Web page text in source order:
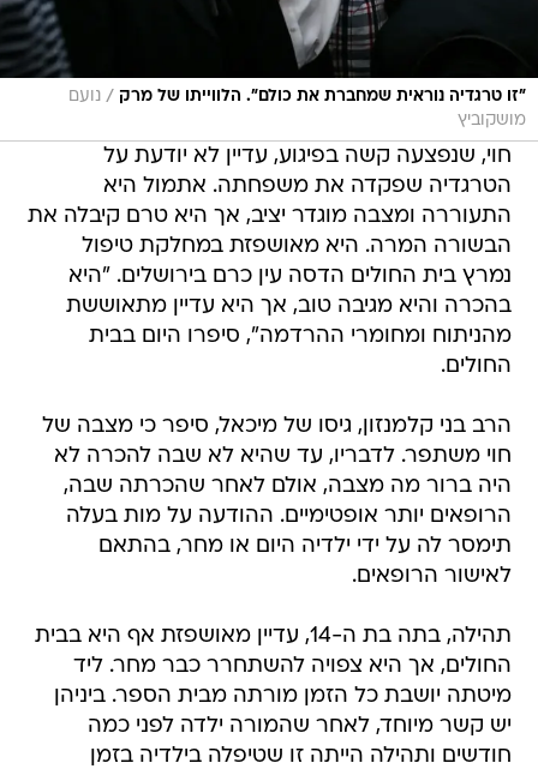
"זו טרגדיה נוראית שמחברת את כולם". הלווייתו של מרק / נועם
מושקוביץ
חוי, שנפצעה קשה בפיגוע, עדיין לא יודעת על
הטרגדיה שפקדה את משפחתה. אתמול היא
התעוררה ומצבה מוגדר יציב, אך היא טרם קיבלה את
הבשורה המרה. היא מאושפזת במחלקת טיפול
נמרץ בית החולים הדסה עין כרם בירושלים. "היא
בהכרה והיא מגיבה טוב, אך היא עדיין מתאוששת
מהניתוח ומחומרי ההרדמה", סיפרו היום בבית
החולים.
הרב בני קלמנזון, גיסו של מיכאל, סיפר כי מצבה של
חוי משתפר. לדבריו, עד שהיא לא שבה להכרה לא
היה ברור מה מצבה, אולם לאחר שהכרתה שבה,
הרופאים יותר אופטימיים. ההודעה על מות בעלה
תימסר לה על ידי ילדיה היום או מחר, בהתאם
לאישור הרופאים.
תהילה, בתה בת ה-14, עדיין מאושפזת אף היא בבית
החולים, אך היא צפויה להשתחרר כבר מחר. ליד
מיטתה יושבת כל הזמן מורתה מבית הספר. ביניהן
יש קשר מיוחד, לאחר שהמורה ילדה לפני כמה
חודשים ותהילה הייתה זו שטיפלה בילדיה בזמן